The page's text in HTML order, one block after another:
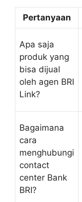
Pertanyaan
Apa saja
produk yang
bisa dijual
oleh agen BRI
Link?
Bagaimana
cara
menghubungi
contact
center Bank
BRI?